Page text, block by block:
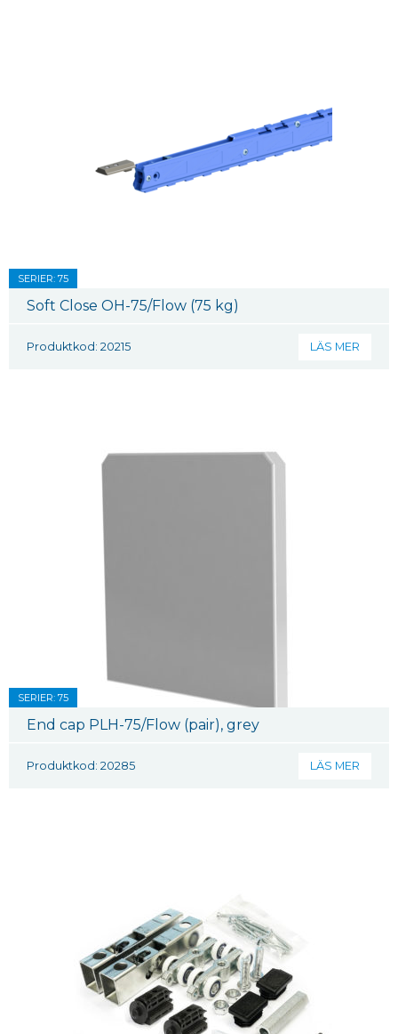
SERIER: 75
Soft Close OH-75/Flow (75 kg)
Produktkod: 20215 LÄS MER
SERIER: 75
End cap PLH-75/Flow (pair), grey
Produktkod: 20285 LÄS MER